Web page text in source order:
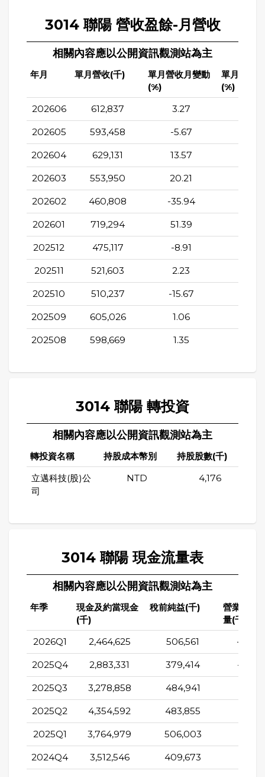
3014 聯陽 營收盈餘-月營收
相關內容應以公開資訊觀測站為主
年月 單月營收(千)
單月營收月變動
(%)
單月營收
(%)
202606 612,837 3.27
202605 593,458 -5.67
202604 629,131 13.57
202603 553,950 20.21
202602 460,808 -35.94
202601 719,294 51.39
202512 475,117 -8.91
202511 521,603 2.23
202510 510,237 -15.67
202509 605,026 1.06
202508 598,669 1.35
3014 聯陽 轉投資
相關內容應以公開資訊觀測站為主
轉投資名稱 持股成本幣別 持股股數(千)
立邁科技(股)公
司
NTD 4,176
3014 聯陽 現金流量表
相關內容應以公開資訊觀測站為主
年季
現金及約當現金
(千)
稅前純益(千)
營業活動
量(千)
2026Q1 2,464,625 506,561 -
2025Q4 2,883,331 379,414 -
2025Q3 3,278,858 484,941
2025Q2 4,354,592 483,855
2025Q1 3,764,979 506,003
2024Q4 3,512,546 409,673